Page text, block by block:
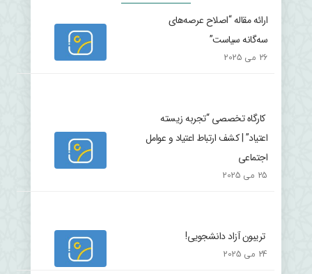
ارائه مقاله “اصلاح عرصه‌های
سه‌گانه سیاست”
26 می 2025
کارگاه تخصصی “تجربه زیسته
اعتیاد” | کشف ارتباط اعتیاد و عوامل
اجتماعی
25 می 2025
تریبون آزاد دانشجویی!
24 می 2025